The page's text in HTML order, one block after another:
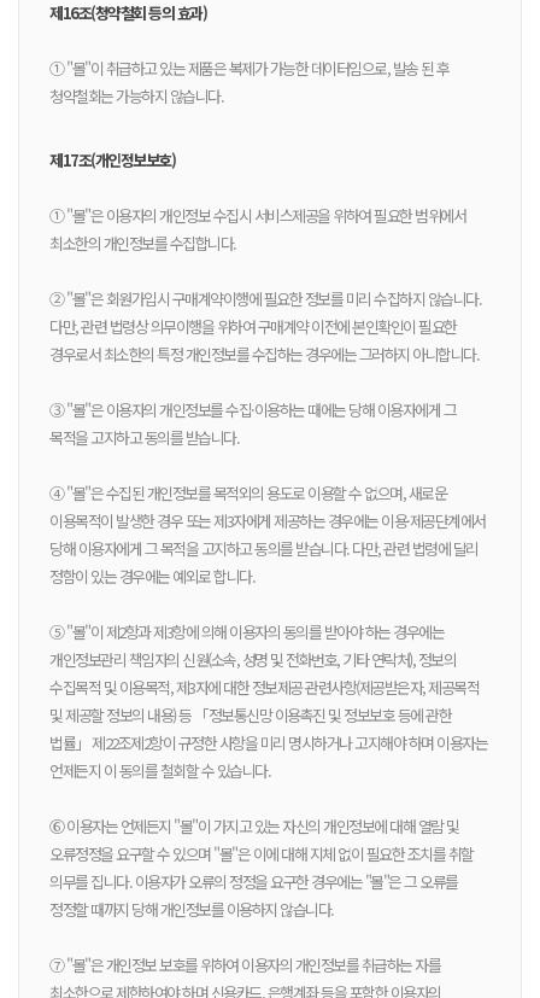
제16조(청약철회 등의 효과)
① "몰"이 취급하고 있는 제품은 복제가 가능한 데이터임으로, 발송 된 후
청약철회는 가능하지 않습니다.
제17조(개인정보보호)
① "몰"은 이용자의 개인정보 수집시 서비스제공을 위하여 필요한 범위에서
최소한의 개인정보를 수집합니다.
② "몰"은 회원가입시 구매계약이행에 필요한 정보를 미리 수집하지 않습니다.
다만, 관련 법령상 의무이행을 위하여 구매계약 이전에 본인확인이 필요한
경우로서 최소한의 특정 개인정보를 수집하는 경우에는 그러하지 아니합니다.
③ "몰"은 이용자의 개인정보를 수집·이용하는 때에는 당해 이용자에게 그
목적을 고지하고 동의를 받습니다.
④ "몰"은 수집된 개인정보를 목적외의 용도로 이용할 수 없으며, 새로운
이용목적이 발생한 경우 또는 제3자에게 제공하는 경우에는 이용·제공단계에서
당해 이용자에게 그 목적을 고지하고 동의를 받습니다. 다만, 관련 법령에 달리
정함이 있는 경우에는 예외로 합니다.
⑤ "몰"이 제2항과 제3항에 의해 이용자의 동의를 받아야 하는 경우에는
개인정보관리 책임자의 신원(소속, 성명 및 전화번호, 기타 연락처), 정보의
수집목적 및 이용목적, 제3자에 대한 정보제공 관련사항(제공받은자, 제공목적
및 제공할 정보의 내용) 등 「정보통신망 이용촉진 및 정보보호 등에 관한
법률」 제22조제2항이 규정한 사항을 미리 명시하거나 고지해야 하며 이용자는
언제든지 이 동의를 철회할 수 있습니다.
⑥ 이용자는 언제든지 "몰"이 가지고 있는 자신의 개인정보에 대해 열람 및
오류정정을 요구할 수 있으며 "몰"은 이에 대해 지체 없이 필요한 조치를 취할
의무를 집니다. 이용자가 오류의 정정을 요구한 경우에는 "몰"은 그 오류를
정정할 때까지 당해 개인정보를 이용하지 않습니다.
⑦ "몰"은 개인정보 보호를 위하여 이용자의 개인정보를 취급하는 자를
최소한으로 제한하여야 하며 신용카드, 은행계좌 등을 포함한 이용자의